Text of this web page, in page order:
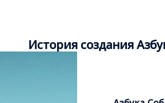
История создания